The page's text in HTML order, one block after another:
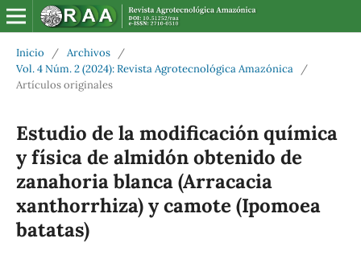
Inicio / Archivos
/
Vol. 4 Núm. 2 (2024): Revista Agrotecnológica Amazónica
/
Artículos originales
Estudio de la modificación química
y física de almidón obtenido de
zanahoria blanca (Arracacia
xanthorrhiza) y camote (Ipomoea
batatas)